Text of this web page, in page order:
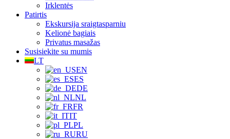
Irklentės
Patirtis
Ekskursija sraigtasparniu
Kelionė bagiais
Privatus masažas
Susisiekite su mumis
LT
EN
ES
DE
NL
FR
IT
PL
RU